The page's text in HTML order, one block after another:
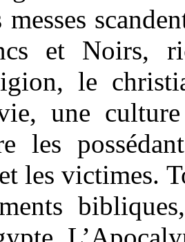
messes
et Noirs,
le
une
les
les victimes.